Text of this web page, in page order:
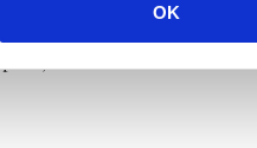
OK